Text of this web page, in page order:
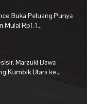
Buka Peluang Punya
Mulai Rp1,1...
Marzuki Bawa
Kumbik Utara ke...